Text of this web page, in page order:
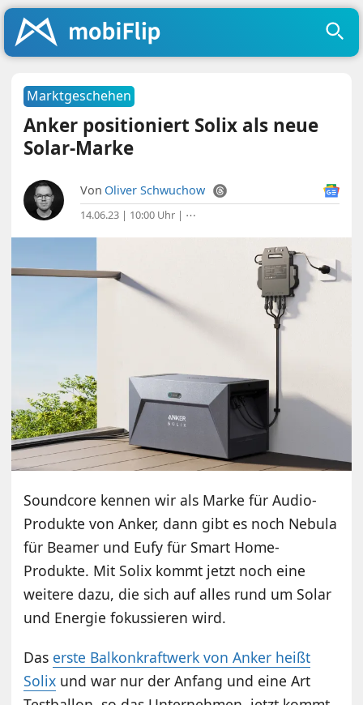
Marktgeschehen
Anker positioniert Solix als neue
Solar-Marke
Von Oliver Schwuchow
14.06.23 | 10:00 Uhr | ⋯
Soundcore kennen wir als Marke für Audio-
Produkte von Anker, dann gibt es noch Nebula
für Beamer und Eufy für Smart Home-
Produkte. Mit Solix kommt jetzt noch eine
weitere dazu, die sich auf alles rund um Solar
und Energie fokussieren wird.
Das erste Balkonkraftwerk von Anker heißt
Solix und war nur der Anfang und eine Art